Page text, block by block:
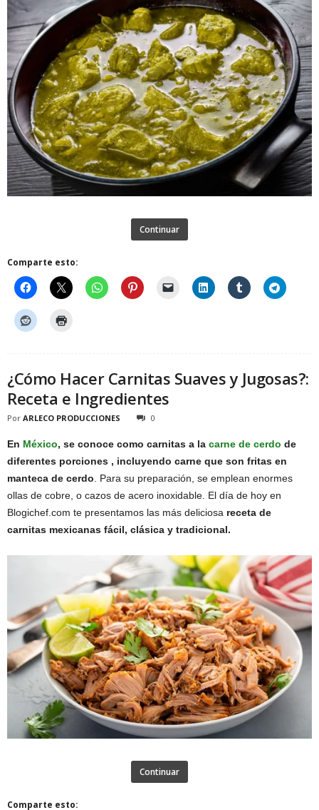
Continuar
Comparte esto:
¿Cómo Hacer Carnitas Suaves y Jugosas?:
Receta e Ingredientes
Por ARLECO PRODUCCIONES 0
En México, se conoce como carnitas a la carne de cerdo de
diferentes porciones , incluyendo carne que son fritas en
manteca de cerdo. Para su preparación, se emplean enormes
ollas de cobre, o cazos de acero inoxidable. El día de hoy en
Blogichef.com te presentamos las más deliciosa receta de
carnitas mexicanas fácil, clásica y tradicional.
Continuar
Comparte esto: